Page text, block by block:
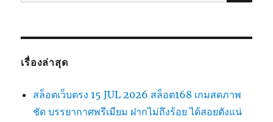
เรื่องล่าสุด
สล็อตเว็บตรง 15 JUL 2026 สล็อต168 เกมสดภาพ
ชัด บรรยากาศพรีเมียม ฝากไม่ถึงร้อย ได้สอยตังแน่